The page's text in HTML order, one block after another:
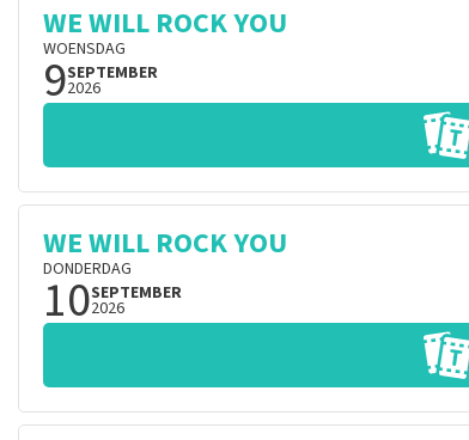
WE WILL ROCK YOU
WOENSDAG
9SEPTEMBER
2026
WE WILL ROCK YOU
DONDERDAG
10SEPTEMBER
2026